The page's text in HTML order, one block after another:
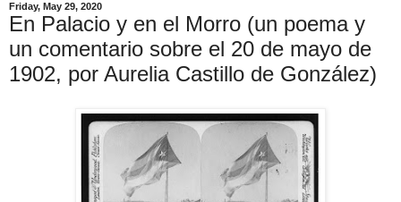
Friday, May 29, 2020
En Palacio y en el Morro (un poema y
un comentario sobre el 20 de mayo de
1902, por Aurelia Castillo de González)